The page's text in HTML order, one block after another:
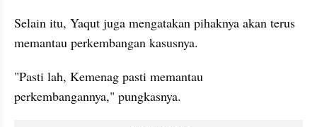
Selain itu, Yaqut juga mengatakan pihaknya akan terus
memantau perkembangan kasusnya.
"Pasti lah, Kemenag pasti memantau
perkembangannya," pungkasnya.